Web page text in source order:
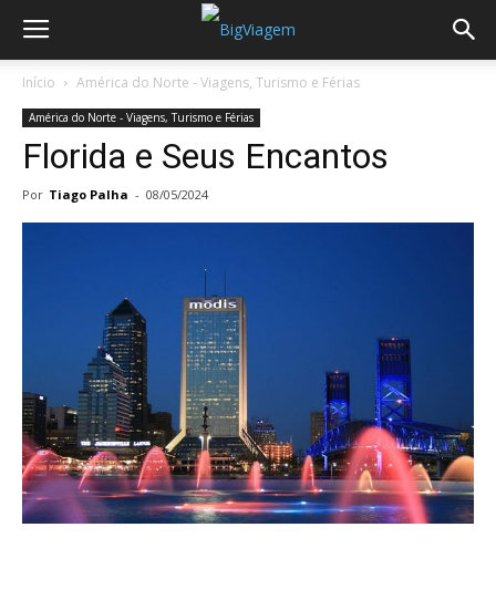
Início América do Norte - Viagens, Turismo e Férias
América do Norte - Viagens, Turismo e Férias
Florida e Seus Encantos
Por Tiago Palha - 08/05/2024